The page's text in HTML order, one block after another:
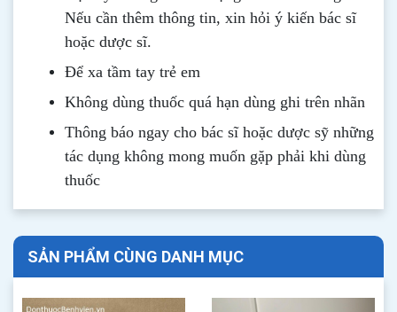
Nếu cần thêm thông tin, xin hỏi ý kiến bác sĩ
hoặc dược sĩ.
Để xa tầm tay trẻ em
Không dùng thuốc quá hạn dùng ghi trên nhãn
Thông báo ngay cho bác sĩ hoặc dược sỹ những
tác dụng không mong muốn gặp phải khi dùng
thuốc
SẢN PHẨM CÙNG DANH MỤC